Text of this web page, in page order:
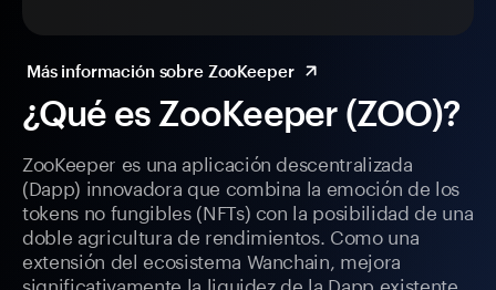
¿Qué es ZooKeeper (ZOO)?
ZooKeeper es una aplicación descentralizada
(Dapp) innovadora que combina la emoción de los
tokens no fungibles (NFTs) con la posibilidad de una
doble agricultura de rendimientos. Como una
extensión del ecosistema Wanchain, mejora
significativamente la liquidez de la Dapp existente,
Más información sobre ZooKeeper